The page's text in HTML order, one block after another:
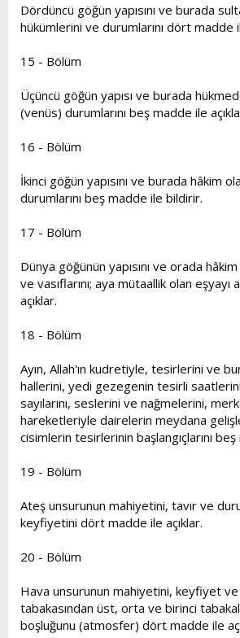
Dördüncü göğün yapısını ve burada
hükümlerini ve durumlarını dört madde
15 - Bölüm
Üçüncü göğün yapısı ve burada
(venüs) durumlarını beş madde ile
16 - Bölüm
İkinci göğün yapısını ve burada hâkim
durumlarını beş madde ile bildirir.
17 - Bölüm
Dünya göğünün yapısını ve orada
ve vasıflarını; aya mütaallik olan eşyayı
açıklar.
18 - Bölüm
Ayın, Allah'ın kudretiyle, tesirlerini ve
hallerini, yedi gezegenin tesirli
sayılarını, seslerini ve nağmelerini,
hareketleriyle dairelerin meydana
cisimlerin tesirlerinin başlangıçlarını
19 - Bölüm
Ateş unsurunun mahiyetini, tavır ve
keyfiyetini dört madde ile açıklar.
20 - Bölüm
Hava unsurunun mahiyetini, keyfiyet ve
tabakasından üst, orta ve birinci
boşluğunu (atmosfer) dört madde ile